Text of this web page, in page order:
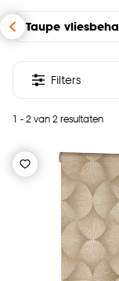
Taupe
1 - 2 van 2 resultaten
Filters